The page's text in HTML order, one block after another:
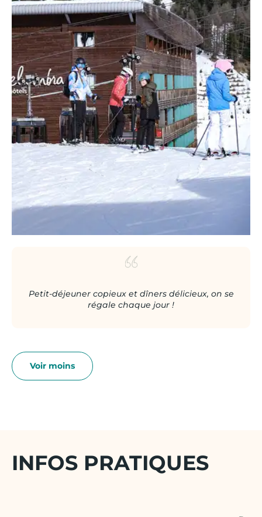
Petit-déjeuner copieux et dîners délicieux, on se
régale chaque jour !
INFOS PRATIQUES